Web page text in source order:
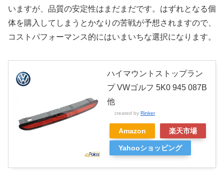
いますが、品質の安定性はまだまだです。はずれとなる個
体を購入してしまうとかなりの苦戦が予想されますので、
コストパフォーマンス的にはいまいちな選択になります。
ハイマウントストップラン
プ VWゴルフ 5K0 945 087B
他
created by Rinker
Amazon 楽天市場
Yahooショッピング